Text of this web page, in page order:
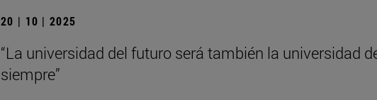
20 | 10 | 2025
“La universidad del futuro será también la universidad
siempre”